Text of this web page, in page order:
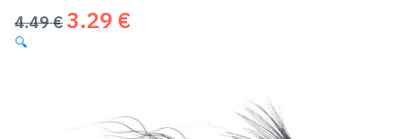
4.49€Det
3.29 €
🔍